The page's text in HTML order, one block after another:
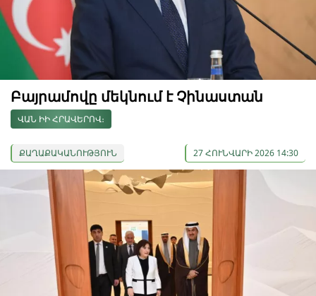
Բայրամովը մեկնում է Չինաստան
ՎԱՆ ԻԻ ՀՐԱՎԵՐՈՎ։
ՔԱՂԱՔԱԿԱՆՈՒԹՅՈՒՆ 27 ՀՈՒՆՎԱՐԻ 2026 14:30